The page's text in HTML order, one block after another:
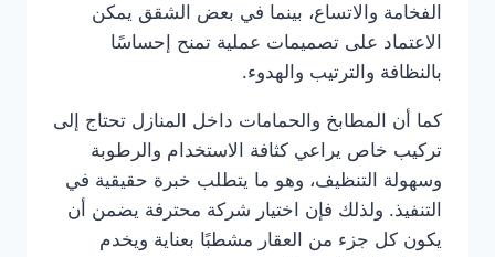
الفخامة والاتساع، بينما في بعض الشقق يمكن
الاعتماد على تصميمات عملية تمنح إحساسًا
بالنظافة والترتيب والهدوء.
كما أن المطابخ والحمامات داخل المنازل تحتاج إلى
تركيب خاص يراعي كثافة الاستخدام والرطوبة
وسهولة التنظيف، وهو ما يتطلب خبرة حقيقية في
التنفيذ. ولذلك فإن اختيار شركة محترفة يضمن أن
يكون كل جزء من العقار مشطبًا بعناية ويخدم